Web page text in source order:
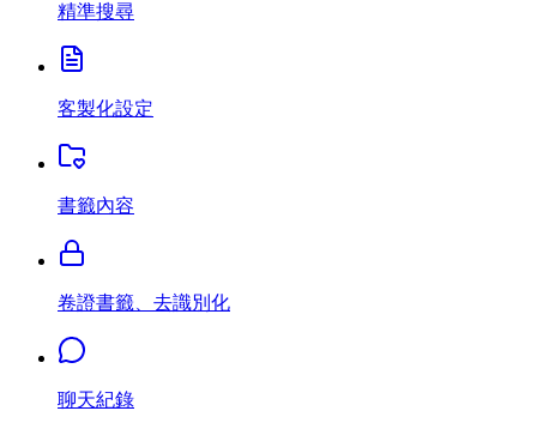
精準搜尋
客製化設定
書籤內容
卷證書籤、去識別化
聊天紀錄